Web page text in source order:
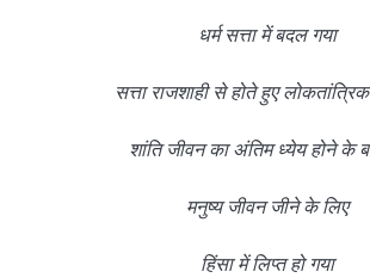
धर्म सत्ता में बदल गया
सत्ता राजशाही से होते हुए
शांति जीवन का अंतिम ध्येय होने के
मनुष्य जीवन जीने के लिए
हिंसा में लिप्त हो गया